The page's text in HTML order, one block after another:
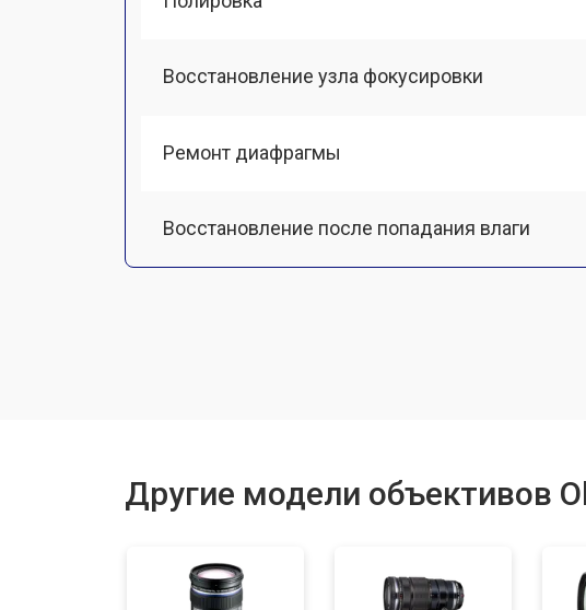
Восстановление узла фокусировки
Ремонт диафрагмы
Восстановление после попадания влаги
Другие модели объективов